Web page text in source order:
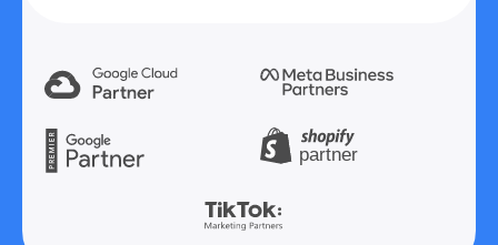
Sie möchten nicht warten? Dann sichern Sie sich
einen Termin direkt im Kalender und sprechen Sie
mit einem unserer Experten persönlich.